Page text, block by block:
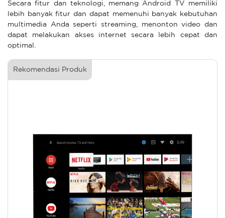
Secara fitur dan teknologi, memang Android TV memiliki
lebih banyak fitur dan dapat memenuhi banyak kebutuhan
multimedia Anda seperti streaming, menonton video dan
dapat melakukan akses internet secara lebih cepat dan
optimal.
Rekomendasi Produk